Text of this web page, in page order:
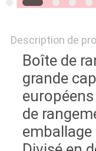
Description de
Boîte de
grande
de